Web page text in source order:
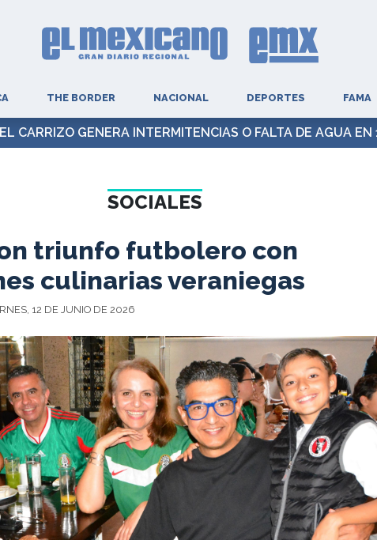
THE BORDER NACIONAL DEPORTES FAMA
CARRIZO GENERA INTERMITENCIAS O FALTA DE AGUA
SOCIALES
triunfo futbolero con
culinarias veraniegas
12 DE JUNIO DE 2026